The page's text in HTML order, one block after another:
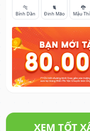
🐅
Bính Dần
🐈
Đinh Mão
🐉
Mậu
XEM TỐT